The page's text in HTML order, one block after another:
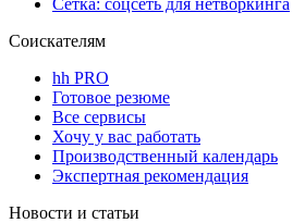
Сетка: соцсеть для нетворкинга
Соискателям
hh PRO
Готовое резюме
Все сервисы
Хочу у вас работать
Производственный календарь
Экспертная рекомендация
Новости и статьи